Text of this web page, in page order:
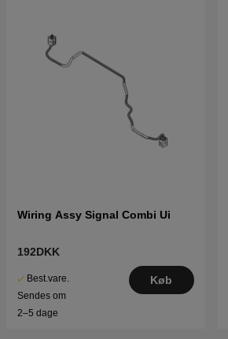
Wiring Assy Signal Combi Ui
192DKK
Best.vare.
Sendes om
2–5 dage
Køb